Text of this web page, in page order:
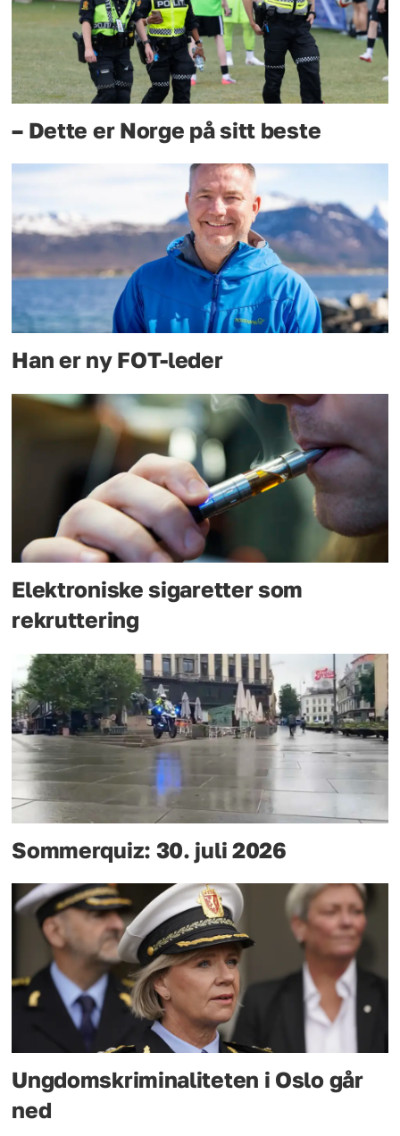
– Dette er Norge på sitt beste
Han er ny FOT-leder
Elektroniske sigaretter som
rekruttering
Sommerquiz: 30. juli 2026
Ungdomskriminaliteten i Oslo går
ned